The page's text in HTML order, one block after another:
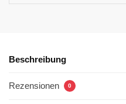
Beschreibung
Rezensionen 0